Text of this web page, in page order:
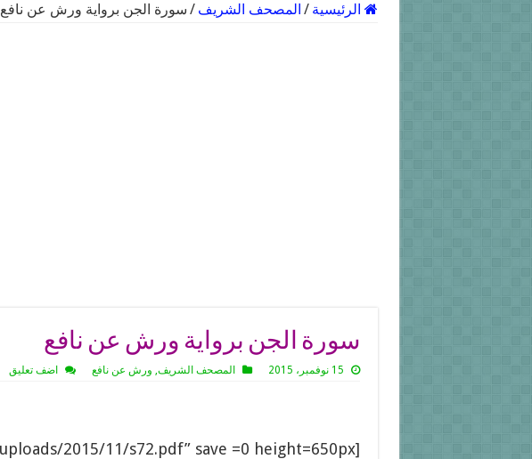
الرئيسية / المصحف الشريف / سورة الجن برواية ورش عن نافع
سورة الجن برواية ورش عن نافع
15 نوفمبر، 2015 المصحف الشريف, ورش عن نافع اضف تعليق
[gview file=”https://xn--pgbej3hk.com/wp-content/uploads/2015/11/s72.pdf” save =0 height=650px]